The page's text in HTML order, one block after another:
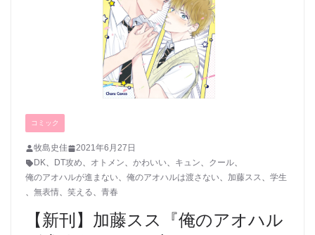
コミック
牧島史佳
2021年6月27日
DK、 DT攻め、 オトメン、 かわいい、 キュン、 クール、
俺のアオハルが進まない、 俺のアオハルは渡さない、 加藤スス、 学生
、 無表情、 笑える、 青春
【新刊】加藤スス『俺のアオハル